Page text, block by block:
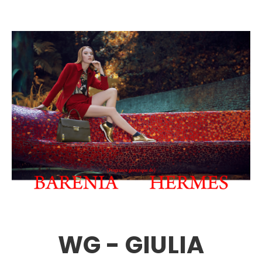
WG - GIULIA